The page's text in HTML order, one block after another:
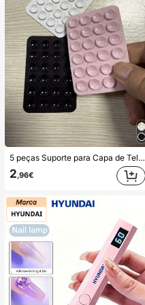
5 peças Suporte para Capa de Telemóvel com Ventosa de Silicone, Suporte de Ventosa para Telemóvel, Suporte Adesivo para Telemóvel, Suporte Adesivo para Telemóvel (Antes de utilizar, limpe cuidadosamente a superfície para garantir que está limpa e plana. Aguarde 30 minutos após colar para utilizar), Essencial
2,96€